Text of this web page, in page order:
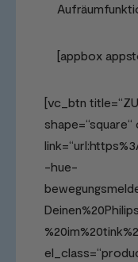
[appbox
[vc_btn
shape=“square“
-hue-